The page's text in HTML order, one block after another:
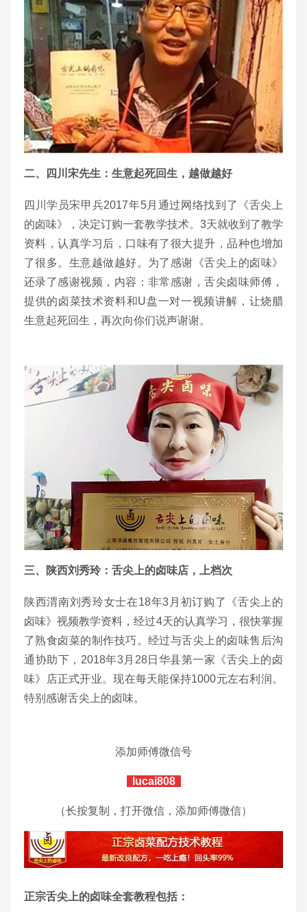
二、四川宋先生：生意起死回生，越做越好
四川学员宋甲兵2017年5月通过网络找到了《舌尖上
的卤味》，决定订购一套教学技术。3天就收到了教学
资料，认真学习后，口味有了很大提升，品种也增加
了很多。生意越做越好。为了感谢《舌尖上的卤味》
还录了感谢视频，内容：非常感谢，舌尖卤味师傅，
提供的卤菜技术资料和U盘一对一视频讲解，让烧腊
生意起死回生，再次向你们说声谢谢。
三、陕西刘秀玲：舌尖上的卤味店，上档次
陕西渭南刘秀玲女士在18年3月初订购了《舌尖上的
卤味》视频教学资料，经过4天的认真学习，很快掌握
了熟食卤菜的制作技巧。经过与舌尖上的卤味售后沟
通协助下，2018年3月28日华县第一家《舌尖上的卤
味》店正式开业。现在每天能保持1000元左右利润。
特别感谢舌尖上的卤味。
添加师傅微信号
lucai808
（长按复制，打开微信，添加师傅微信）
正宗舌尖上的卤味全套教程包括：